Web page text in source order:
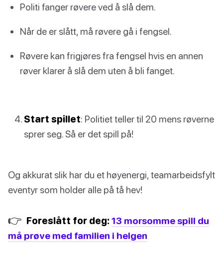
Politi fanger røvere ved å slå dem.
Når de er slått, må røvere gå i fengsel.
Røvere kan frigjøres fra fengsel hvis en annen
røver klarer å slå dem uten å bli fanget.
Start spillet: Politiet teller til 20 mens røverne
sprer seg. Så er det spill på!
Og akkurat slik har du et høyenergi, teamarbeidsfylt
eventyr som holder alle på tå hev!
👉 Foreslått for deg: 13 morsomme spill du
må prøve med familien i helgen